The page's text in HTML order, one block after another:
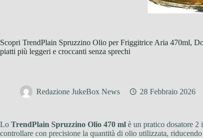
Scopri TrendPlain Spruzzino Olio per Friggitrice Aria 470ml,
piatti più leggeri e croccanti senza sprechi
Redazione JukeBox News 28 Febbraio 2026
Lo TrendPlain Spruzzino Olio 470 ml è un pratico dosatore 2
controllare con precisione la quantità di olio utilizzata,